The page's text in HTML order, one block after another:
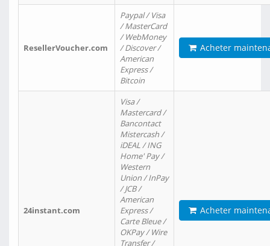
ResellerVoucher.com
Paypal / Visa
/ MasterCard
/ WebMoney
/ Discover /
American
Express /
Bitcoin
Acheter
24instant.com
Visa /
Mastercard /
Bancontact
Mistercash /
iDEAL / ING
Home' Pay /
Western
Union / InPay
/ JCB /
American
Express /
Carte Bleue /
OKPay / Wire
Transfer /
Acheter